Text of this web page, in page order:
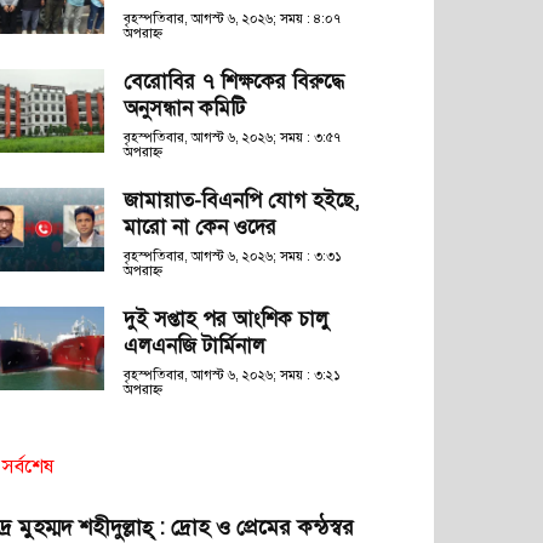
বৃহস্পতিবার, আগস্ট ৬, ২০২৬; সময় : ৪:০৭
অপরাহ্ণ
বেরোবির ৭ শিক্ষকের বিরুদ্ধে
অনুসন্ধান কমিটি
বৃহস্পতিবার, আগস্ট ৬, ২০২৬; সময় : ৩:৫৭
অপরাহ্ণ
জামায়াত-বিএনপি যোগ হইছে,
মারো না কেন ওদের
বৃহস্পতিবার, আগস্ট ৬, ২০২৬; সময় : ৩:৩১
অপরাহ্ণ
দুই সপ্তাহ পর আংশিক চালু
এলএনজি টার্মিনাল
বৃহস্পতিবার, আগস্ট ৬, ২০২৬; সময় : ৩:২১
অপরাহ্ণ
সর্বশেষ
মুহম্মদ শহীদুল্লাহ্ : দ্রোহ ও প্রেমের কন্ঠস্বর